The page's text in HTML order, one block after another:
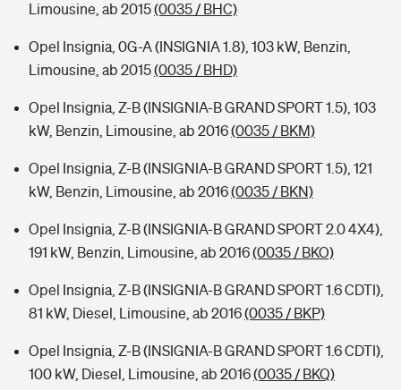
Limousine, ab 2015(0035 / BHC)
Opel Insignia, 0G-A (INSIGNIA 1.8), 103 kW, Benzin,
Limousine, ab 2015(0035 / BHD)
Opel Insignia, Z-B (INSIGNIA-B GRAND SPORT 1.5), 103
kW, Benzin, Limousine, ab 2016(0035 / BKM)
Opel Insignia, Z-B (INSIGNIA-B GRAND SPORT 1.5), 121
kW, Benzin, Limousine, ab 2016(0035 / BKN)
Opel Insignia, Z-B (INSIGNIA-B GRAND SPORT 2.0 4X4),
191 kW, Benzin, Limousine, ab 2016(0035 / BKO)
Opel Insignia, Z-B (INSIGNIA-B GRAND SPORT 1.6 CDTI),
81 kW, Diesel, Limousine, ab 2016(0035 / BKP)
Opel Insignia, Z-B (INSIGNIA-B GRAND SPORT 1.6 CDTI),
100 kW, Diesel, Limousine, ab 2016(0035 / BKQ)